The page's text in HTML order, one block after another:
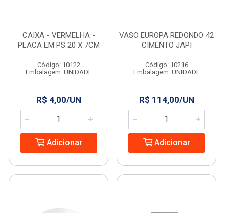
CAIXA - VERMELHA -
PLACA EM PS 20 X 7CM
Código: 10122
Embalagem: UNIDADE
R$ 4,00/UN
Adicionar
VASO EUROPA REDONDO 42
CIMENTO JAPI
Código: 10216
Embalagem: UNIDADE
R$ 114,00/UN
Adicionar